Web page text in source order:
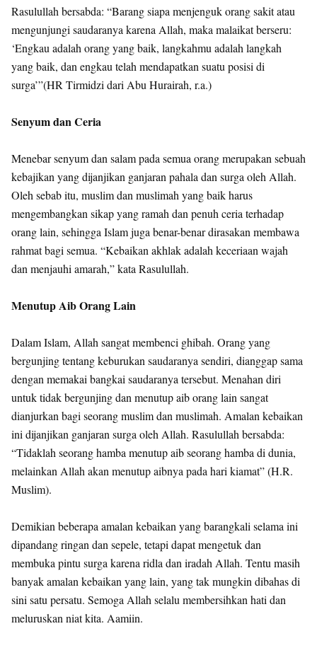
Rasulullah bersabda: “Barang siapa menjenguk orang sakit atau
mengunjungi saudaranya karena Allah, maka malaikat berseru:
‘Engkau adalah orang yang baik, langkahmu adalah langkah
yang baik, dan engkau telah mendapatkan suatu posisi di
surga’”(HR Tirmidzi dari Abu Hurairah, r.a.)
Senyum dan Ceria
Menebar senyum dan salam pada semua orang merupakan sebuah
kebajikan yang dijanjikan ganjaran pahala dan surga oleh Allah.
Oleh sebab itu, muslim dan muslimah yang baik harus
mengembangkan sikap yang ramah dan penuh ceria terhadap
orang lain, sehingga Islam juga benar-benar dirasakan membawa
rahmat bagi semua. “Kebaikan akhlak adalah keceriaan wajah
dan menjauhi amarah,” kata Rasulullah.
Menutup Aib Orang Lain
Dalam Islam, Allah sangat membenci ghibah. Orang yang
bergunjing tentang keburukan saudaranya sendiri, dianggap sama
dengan memakai bangkai saudaranya tersebut. Menahan diri
untuk tidak bergunjing dan menutup aib orang lain sangat
dianjurkan bagi seorang muslim dan muslimah. Amalan kebaikan
ini dijanjikan ganjaran surga oleh Allah. Rasulullah bersabda:
“Tidaklah seorang hamba menutup aib seorang hamba di dunia,
melainkan Allah akan menutup aibnya pada hari kiamat” (H.R.
Muslim).
Demikian beberapa amalan kebaikan yang barangkali selama ini
dipandang ringan dan sepele, tetapi dapat mengetuk dan
membuka pintu surga karena ridla dan iradah Allah. Tentu masih
banyak amalan kebaikan yang lain, yang tak mungkin dibahas di
sini satu persatu. Semoga Allah selalu membersihkan hati dan
meluruskan niat kita. Aamiin.